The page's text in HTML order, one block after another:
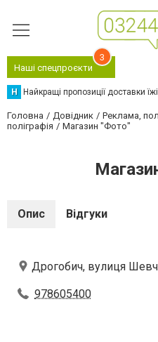
Наші спецпроєкти
3
Н Найкращі пропозиції доставки
Головна Довідник Реклама,
поліграфія
Магазин "Фото"
Опис Відгуки
Дрогобич, вулиця
978605400